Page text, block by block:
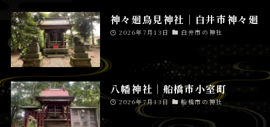
神々廻鳥見神社│白井市神々廻
2026年7月13日 白井市の神社
八幡神社│船橋市小室町
2026年7月13日 船橋市の神社